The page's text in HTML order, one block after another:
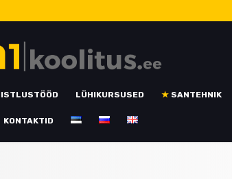
LÜHIKURSUSED ★SANTEHNIK
KONTAKTID